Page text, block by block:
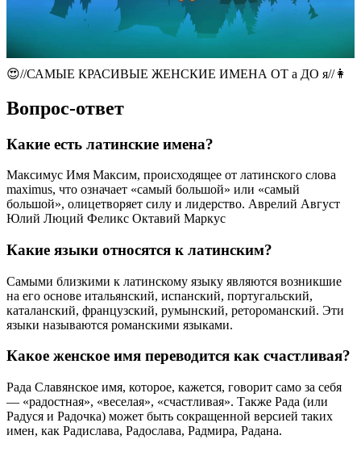
😍//САМЫЕ КРАСИВЫЕ ЖЕНСКИЕ ИМЕНА ОТ а ДО я//👩
Вопрос-ответ
Какие есть латинские имена?
Максимус Имя Максим, происходящее от латинского слова
maximus, что означает «самый большой» или «самый
большой», олицетворяет силу и лидерство. Аврелий Август
Юлий Люций Феликс Октавий Маркус
Какие языки относятся к латинским?
Самыми близкими к латинскому языку являются возникшие
на его основе итальянский, испанский, португальский,
каталанский, французский, румынский, ретороманский. Эти
языки называются романскими языками.
Какое женское имя переводится как счастливая?
Рада Славянское имя, которое, кажется, говорит само за себя
— «радостная», «веселая», «счастливая». Также Рада (или
Радуся и Радочка) может быть сокращенной версией таких
имен, как Радислава, Радослава, Радмира, Радана.